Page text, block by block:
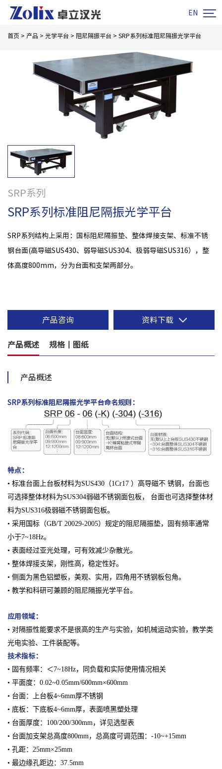
EN 
首页 > 产品 > 光学平台 > 阻尼隔振平台 > SRP系列标准阻尼隔振光学平台
SRP系列
SRP系列标准阻尼隔振光学平台
SRP系列结构上采用：国标阻尼隔振垫、整体焊接支架、标准不锈
钢台面(高导磁SUS430、弱导磁SUS304、极弱导磁SUS316），整
体高度800mm，分为台面和支架两部分。
产品咨询 资料下载
产品概述 规格丨图纸
产品概述
SRP系列标准阻尼隔振光学平台命名规则：
特点：
• 标准台面上台板材料为SUS430（1Cr17 ）高导磁不 锈钢，台面也
可选择整体材料为SUS304弱磁不锈钢面包板， 台面也可选择整体材
料为SUS316极弱磁不锈钢面包板。
• 采用国标（GB/T 20029-2005）规定的阻尼隔振垫，固有频率通常
小于7~18Hz。
• 表面经过亚光处理，可有效减少杂散光。
• 整体焊接支架，刚性高，稳定性好。
• 侧面为黑色铝塑板，美观、实用，四角用不锈钢板包角。
• 教学和科研可兼顾的阻尼隔振光学平台。
应用领域：
• 对隔振性能要求不是很高的生产与实验，如机械运动实验，教学类
光电实验、工件装配等。
技术指标：
• 固有频率：＜7~18Hz，同负载和实际使用情况相关
• 平面度：0.02~0.05mm/600mm×600mm
• 台面：上台板4~6mm厚不锈钢
• 底板：下底板4~6mm厚，表面喷黑塑处理
• 台面厚度：100/200/300mm，详见选型表
• 台面加支架总高度800mm，总高度可调范围：-10~+15mm
• 孔距：25mm×25mm
• 最边缘孔距边：37.5mm